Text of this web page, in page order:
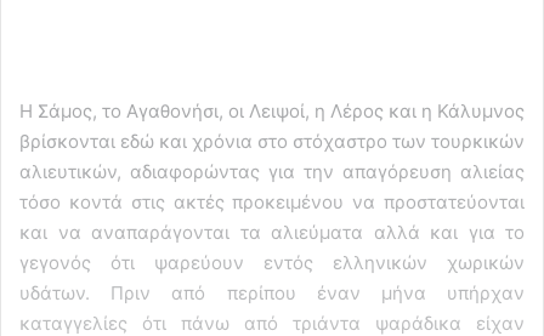
Η Σάμος, το Αγαθονήσι, οι Λειψοί, η Λέρος και η Κάλυμνος
βρίσκονται εδώ και χρόνια στο στόχαστρο των τουρκικών
αλιευτικών, αδιαφορώντας για την απαγόρευση αλιείας
τόσο κοντά στις ακτές προκειμένου να προστατεύονται
και να αναπαράγονται τα αλιεύματα αλλά και για το
γεγονός ότι ψαρεύουν εντός ελληνικών χωρικών
υδάτων. Πριν από περίπου έναν μήνα υπήρχαν
καταγγελίες ότι πάνω από τριάντα ψαράδικα είχαν